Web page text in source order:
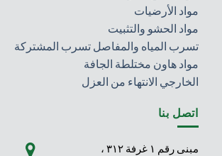
مواد الأرضيات
مواد الحشو والتثبيت
تسرب المياه والمفاصل تسرب المشتركة
مواد هاون مختلطة الجافة
الخارجي الانتهاء من العزل
اتصل بنا
مبنى رقم ١ غرفة ٣١٢ ،